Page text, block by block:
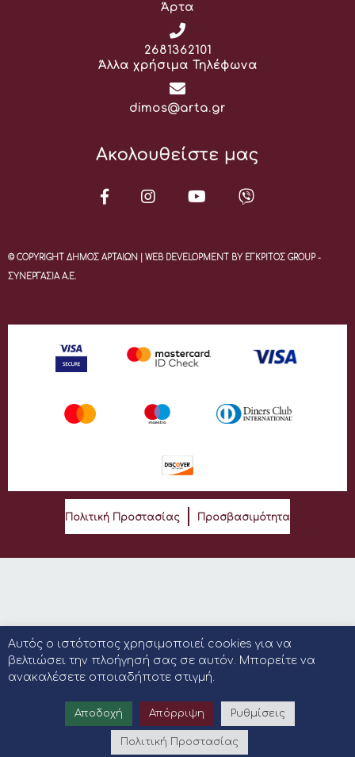
Άρτα
Τηλέφωνο:
2681362101
Άλλα χρήσιμα Τηλέφωνα
Email:
dimos@arta.gr
Ακολουθείστε μας
© COPYRIGHT ΔΗΜΟΣ ΑΡΤΑΙΩΝ | WEB DEVELOPMENT BY ΕΓΚΡΙΤΟΣ GROUP -
ΣΥΝΕΡΓΑΣΙΑ Α.Ε.
Πολιτική Προστασίας Προσβασιμότητα
Αυτός ο ιστότοπος χρησιμοποιεί cookies για να
βελτιώσει την πλοήγησή σας σε αυτόν. Μπορείτε να
ανακαλέσετε οποιαδήποτε στιγμή.
Αποδοχή Απόρριψη Ρυθμίσεις
Πολιτική Προστασίας